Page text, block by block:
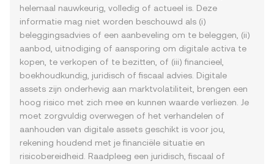
helemaal nauwkeurig, volledig of actueel is. Deze
informatie mag niet worden beschouwd als (i)
beleggingsadvies of een aanbeveling om te beleggen, (ii)
aanbod, uitnodiging of aansporing om digitale activa te
kopen, te verkopen of te bezitten, of (iii) financieel,
boekhoudkundig, juridisch of fiscaal advies. Digitale
assets zijn onderhevig aan marktvolatiliteit, brengen een
hoog risico met zich mee en kunnen waarde verliezen. Je
moet zorgvuldig overwegen of het verhandelen of
aanhouden van digitale assets geschikt is voor jou,
rekening houdend met je financiële situatie en
risicobereidheid. Raadpleeg een juridisch, fiscaal of